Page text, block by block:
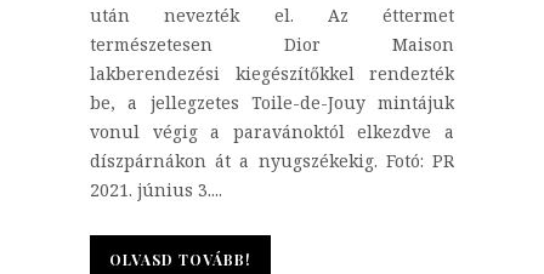
után nevezték el. Az éttermet
természetesen Dior Maison
lakberendezési kiegészítőkkel rendezték
be, a jellegzetes Toile-de-Jouy mintájuk
vonul végig a paravánoktól elkezdve a
díszpárnákon át a nyugszékekig. Fotó: PR
2021. június 3....
OLVASD TOVÁBB!
OLVASD TOVÁBB!